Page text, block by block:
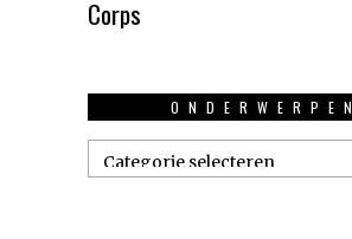
Corps
ONDERWERPEN
Onderwerpen